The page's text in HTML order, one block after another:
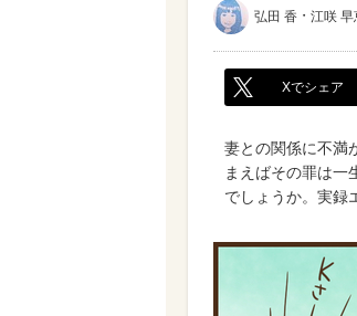
弘田 香 ・ 江咲 早
Xでシェア
妻との関係に不満
まえばその罪は一
でしょうか。実録